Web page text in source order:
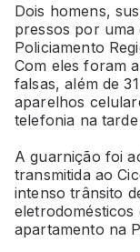
Dois homens,
pressos por uma
Policiamento
Com eles foram
falsas, além de
aparelhos
telefonia na
A guarnição foi
transmitida ao
intenso trânsito
eletrodomésticos
apartamento na